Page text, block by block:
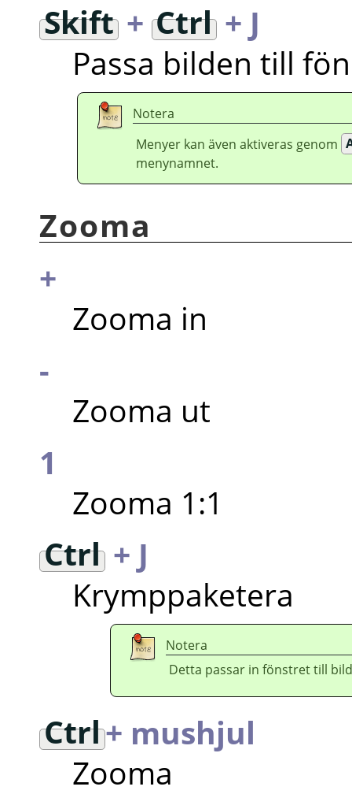
Skift+ Ctrl + J
Passa bilden till
Notera
Menyer kan även aktiveras genom
menynamnet.
Zooma
+
Zooma in
-
Zooma ut
1
Zooma 1:1
Ctrl+ J
Krymppaketera
Notera
Detta passar in fönstret till
Ctrl+ mushjul
Zooma